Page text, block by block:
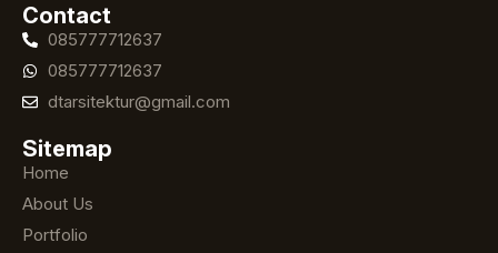
Contact
085777712637
085777712637
dtarsitektur@gmail.com
Sitemap
Home
About Us
Portfolio